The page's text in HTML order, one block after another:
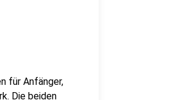
für Anfänger,
Die beiden